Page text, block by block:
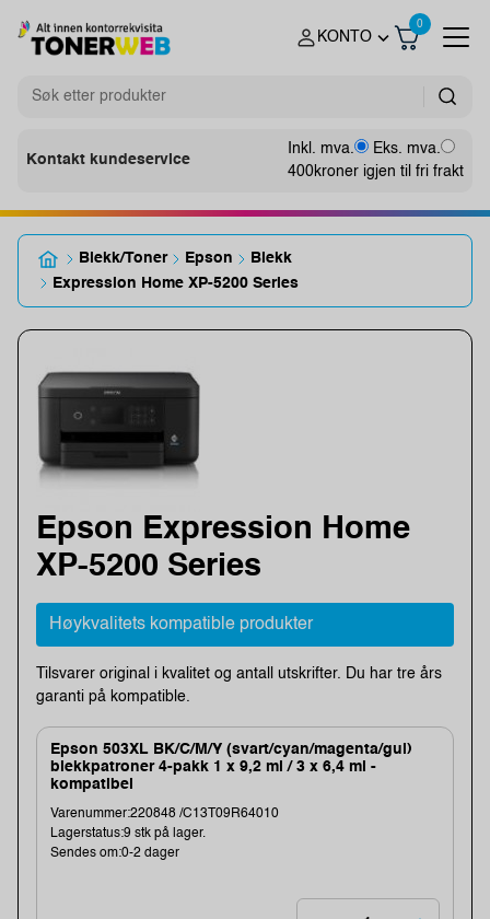
KONTO
0
Kontakt kundeservice
Inkl. mva.
Eks. mva.
400kroner igjen til fri frakt
Blekk/Toner Epson
Blekk
Expression Home XP-5200 Series
Epson Expression Home
XP-5200 Series
Høykvalitets kompatible produkter
Tilsvarer original i kvalitet og antall utskrifter. Du har tre års
garanti på kompatible.
Epson 503XL BK/C/M/Y (svart/cyan/magenta/gul)
blekkpatroner 4-pakk 1 x 9,2 ml / 3 x 6,4 ml -
kompatibel
Varenummer:220848 /C13T09R64010
Lagerstatus:9 stk på lager.
Sendes om:0-2 dager